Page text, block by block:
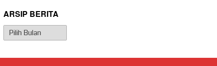
ARSIP BERITA
Arsip
Berita